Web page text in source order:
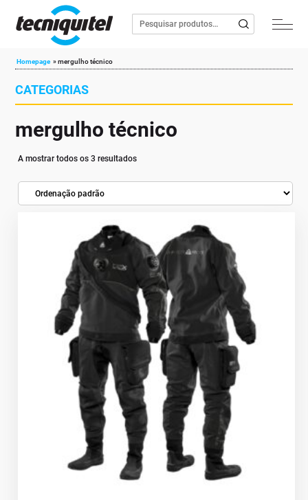
Homepage »mergulho técnico
CATEGORIAS
mergulho técnico
A mostrar todos os 3 resultados